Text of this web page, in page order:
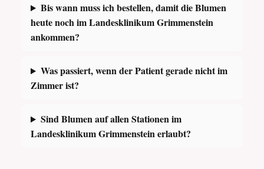
Bis wann muss ich bestellen, damit die Blumen
heute noch im Landesklinikum Grimmenstein
ankommen?
Was passiert, wenn der Patient gerade nicht im
Zimmer ist?
Sind Blumen auf allen Stationen im
Landesklinikum Grimmenstein erlaubt?